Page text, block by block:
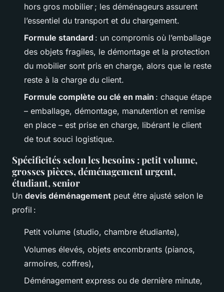
hors gros mobilier ; les déménageurs assurent
l’essentiel du transport et du chargement.
Formule standard : un compromis où l’emballage
des objets fragiles, le démontage et la protection
du mobilier sont pris en charge, alors que le reste
reste à la charge du client.
Formule complète ou clé en main : chaque étape
– emballage, démontage, manutention et remise
en place – est prise en charge, libérant le client
de tout souci logistique.
Spécificités selon les besoins : petit volume,
grosses pièces, déménagement urgent,
étudiant, senior
Un devis déménagement peut être ajusté selon le
profil :
Petit volume (studio, chambre étudiante),
Volumes élevés, objets encombrants (pianos,
armoires, coffres),
Déménagement express ou de dernière minute,